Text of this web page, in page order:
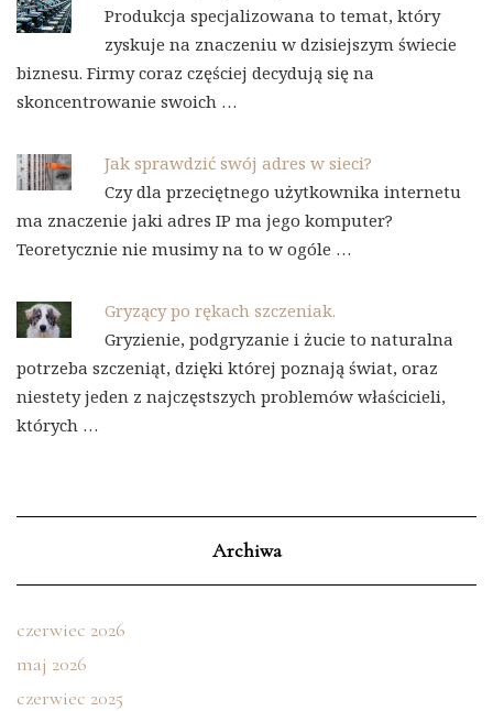
Produkcja specjalizowana to temat, który
zyskuje na znaczeniu w dzisiejszym świecie
biznesu. Firmy coraz częściej decydują się na
skoncentrowanie swoich …
Jak sprawdzić swój adres w sieci?
Czy dla przeciętnego użytkownika internetu
ma znaczenie jaki adres IP ma jego komputer?
Teoretycznie nie musimy na to w ogóle …
Gryzący po rękach szczeniak.
Gryzienie, podgryzanie i żucie to naturalna
potrzeba szczeniąt, dzięki której poznają świat, oraz
niestety jeden z najczęstszych problemów właścicieli,
których …
Archiwa
czerwiec 2026
maj 2026
czerwiec 2025